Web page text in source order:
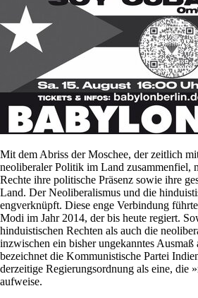
Mit dem Abriss der Moschee, der zeitlich
neoliberaler Politik im Land zusammenfiel,
Rechte ihre politische Präsenz sowie ihre
Land. Der Neoliberalismus und die
engverknüpft. Diese enge Verbindung
Modi im Jahr 2014, der bis heute regiert.
hinduistischen Rechten als auch die
inzwischen ein bisher ungekanntes Ausmaß
bezeichnet die Kommunistische Partei
derzeitige Regierungsordnung als eine, die
aufweise.